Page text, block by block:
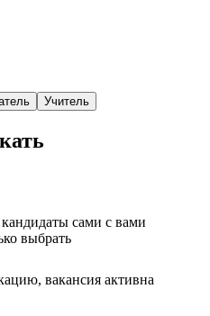
Учитель
сами с вами
выбрать
вакансия активна